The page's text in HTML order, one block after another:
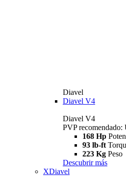
Diavel
Diavel V4
Diavel V4
PVP
168 Hp
93 lb-ft
223 Kg Peso
Descubrir más
XDiavel